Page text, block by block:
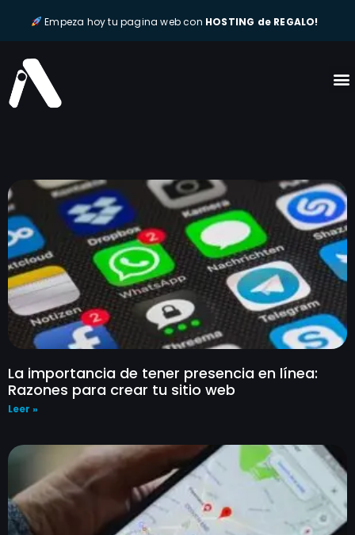
Empeza hoy tu pagina web con HOSTING de REGALO!
La importancia de tener presencia en línea:
Razones para crear tu sitio web
Leer »